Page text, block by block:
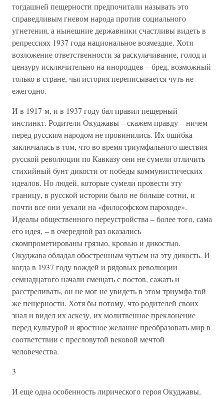
тогдашней пещерности предпочитали называть это
справедливым гневом народа против социального
угнетения, а нынешние державники счастливы видеть в
репрессиях 1937 года национальное возмездие. Хотя
возложение ответственности за раскулачивание, голод и
цензуру исключительно на инородцев – бред, возможный
только в стране, чья история переписывается чуть не
ежегодно.
И в 1917-м, и в 1937 году бал правил пещерный
инстинкт. Родители Окуджавы – скажем правду – ничем
перед русским народом не провинились. Их ошибка
заключалась в том, что во время триумфального шествия
русской революции по Кавказу они не сумели отличить
стихийный бунт дикости от победы коммунистических
идеалов. Но людей, которые сумели провести эту
границу, в русской истории было не больше сотни, и
почти все они уехали на «философском пароходе».
Идеалы общественного переустройства – более того, сама
его идея, – в очередной раз оказались
скомпрометированы грязью, кровью и дикостью.
Окуджава обладал обостренным чутьем на эту дикость. И
когда в 1937 году вождей и рядовых революции
семнадцатого начали смещать с постов, сажать и
расстреливать, он не мог не увидеть в этом триумфа той
же пещерности. Хотя бы потому, что родителей своих
знал и видел их аскезу, их молитвенное преклонение
перед культурой и яростное желание преобразовать мир в
соответствии с пресловутой вековой мечтой
человечества.
3
И еще одна особенность лирического героя Окуджавы,